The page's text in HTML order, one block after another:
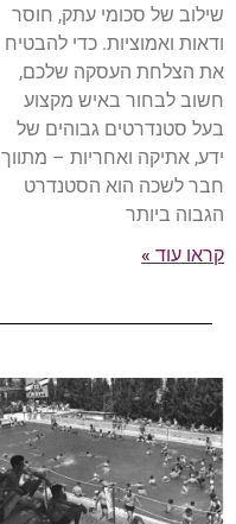
שילוב של סכומי עתק, חוסר
ודאות ואמוציות. כדי להבטיח
את הצלחת העסקה שלכם,
חשוב לבחור באיש מקצוע
בעל סטנדרטים גבוהים של
ידע, אתיקה ואחריות – מתווך
חבר לשכה הוא הסטנדרט
הגבוה ביותר
קראו עוד »